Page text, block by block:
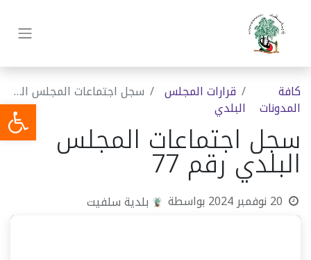
كافة
المدونات
قرارات المجلس
البلدي
سجل اجتماعات المجلس البلدي رقم 77
سجل اجتماعات المجلس
البلدي رقم 77
20 نوفمبر 2024 بواسطة بلدية سلفيت